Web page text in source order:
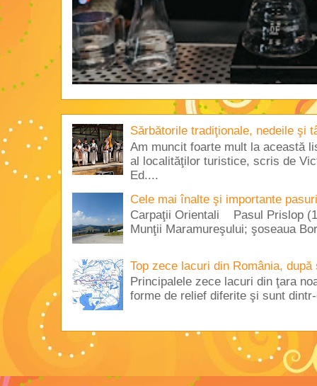
Sărbătorile tradiţionale, nedeile şi
Am muncit foarte mult la această
al localităţilor turistice, scris de
Ed....
Cele mai înalte şi importante
Carpaţii Orientali Pasul Prislop
Munţii Maramureşului; şoseaua
Top zece lacuri din România, după
Principalele zece lacuri din ţara
forme de relief diferite şi sunt